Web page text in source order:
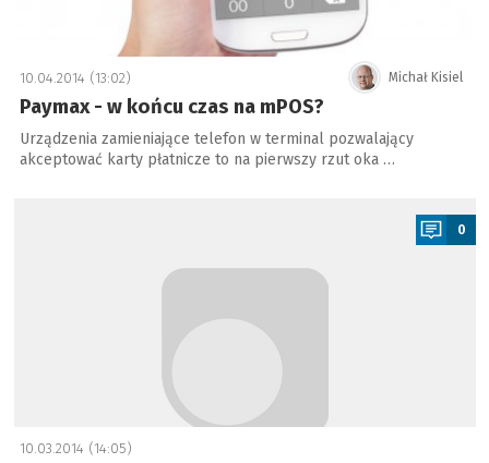
Michał Kisiel
10.04.2014 (13:02)
Paymax - w końcu czas na mPOS?
Urządzenia zamieniające telefon w terminal pozwalający
akceptować karty płatnicze to na pierwszy rzut oka …
0
10.03.2014 (14:05)